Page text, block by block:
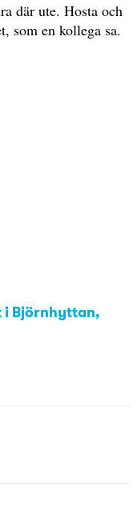
där ute. Hosta och
som en kollega sa.
i Björnhyttan,